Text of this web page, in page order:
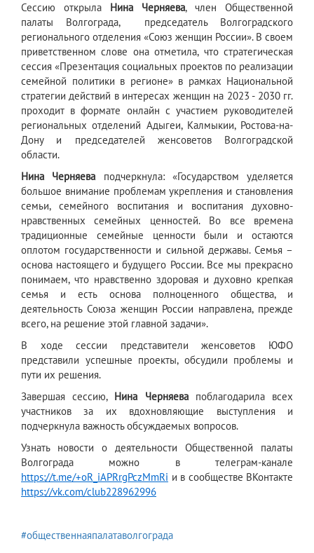
Сессию открыла Нина Черняева, член Общественной
палаты Волгограда, председатель Волгоградского
регионального отделения «Союз женщин России». В своем
приветственном слове она отметила, что стратегическая
сессия «Презентация социальных проектов по реализации
семейной политики в регионе» в рамках Национальной
стратегии действий в интересах женщин на 2023 - 2030 гг.
проходит в формате онлайн с участием руководителей
региональных отделений Адыгеи, Калмыкии, Ростова-на-
Дону и председателей женсоветов Волгоградской
области.
Нина Черняева подчеркнула: «Государством уделяется
большое внимание проблемам укрепления и становления
семьи, семейного воспитания и воспитания духовно-
нравственных семейных ценностей.
Во все времена
традиционные семейные ценности были и остаются
оплотом государственности и сильной державы. Семья –
основа настоящего и будущего России. Все мы прекрасно
понимаем, что нравственно здоровая и духовно крепкая
семья и есть основа полноценного общества, и
деятельность Союза женщин России направлена, прежде
всего, на решение этой главной задачи».
В ходе сессии представители женсоветов ЮФО
представили успешные проекты, обсудили проблемы и
пути их решения.
Завершая сессию, Нина Черняевапоблагодарила всех
участников за их вдохновляющие выступления и
подчеркнула важность обсуждаемых вопросов.
Узнать новости о деятельности Общественной палаты
Волгограда можно в телеграм-канале
https://t.me/+oR_iAPRrgPczMmRi и в сообществе ВКонтакте
https://vk.com/club228962996
#общественнаяпалатаволгограда